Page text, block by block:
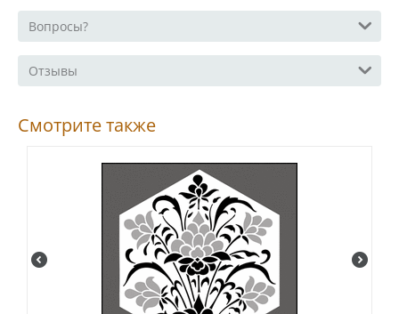
Вопросы?
Отзывы
Смотрите также